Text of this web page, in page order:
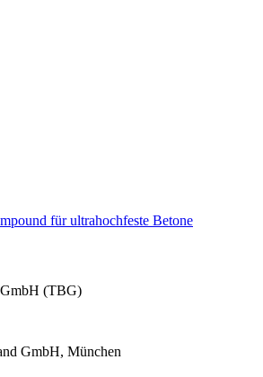
für ultrahochfeste Betone
GmbH (TBG)
GmbH, München